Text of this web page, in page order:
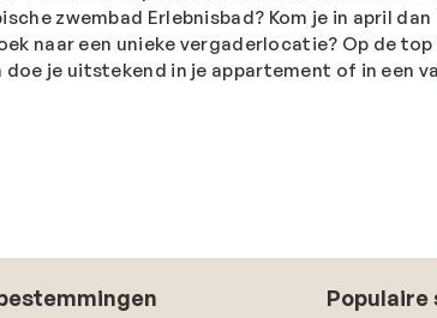
zwembad Erlebnisbad? Kom je in april dan
naar een unieke vergaderlocatie? Op de top
je uitstekend in je appartement of in een
Populaire